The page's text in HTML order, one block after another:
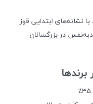
نشانه‌های ابتدایی قوز
در بزرگسالان